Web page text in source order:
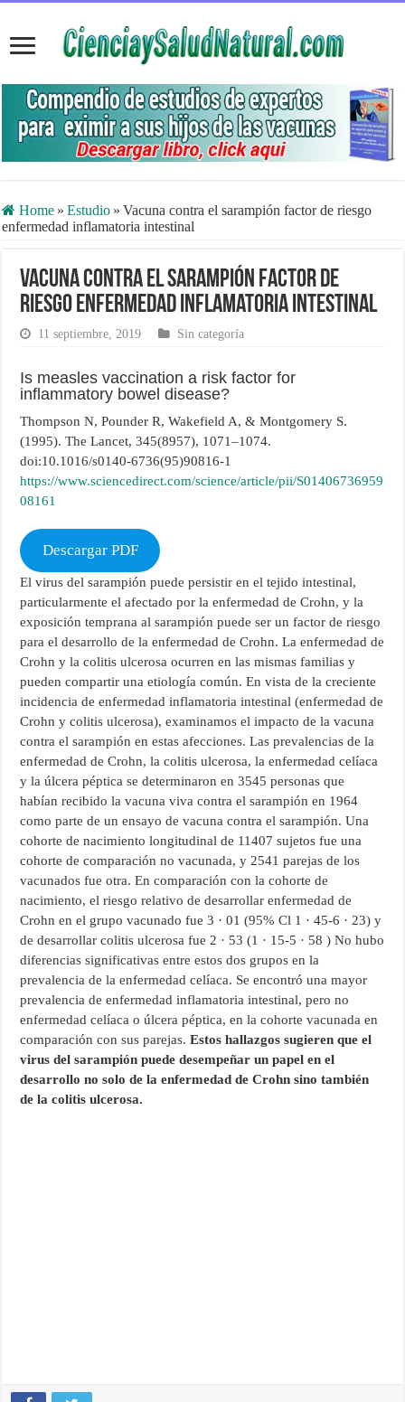
Home » Estudio » Vacuna contra el sarampión factor de riesgo
enfermedad inflamatoria intestinal
Vacuna contra el sarampión factor de
riesgo enfermedad inflamatoria intestinal
11 septiembre, 2019 Sin categoría
Is measles vaccination a risk factor for
inflammatory bowel disease?
Thompson N, Pounder R, Wakefield A, & Montgomery S.
(1995). The Lancet, 345(8957), 1071–1074.
doi:10.1016/s0140-6736(95)90816-1
https://www.sciencedirect.com/science/article/pii/S01406736959
08161
Descargar PDF
El virus del sarampión puede persistir en el tejido intestinal,
particularmente el afectado por la enfermedad de Crohn, y la
exposición temprana al sarampión puede ser un factor de riesgo
para el desarrollo de la enfermedad de Crohn. La enfermedad de
Crohn y la colitis ulcerosa ocurren en las mismas familias y
pueden compartir una etiología común. En vista de la creciente
incidencia de enfermedad inflamatoria intestinal (enfermedad de
Crohn y colitis ulcerosa), examinamos el impacto de la vacuna
contra el sarampión en estas afecciones. Las prevalencias de la
enfermedad de Crohn, la colitis ulcerosa, la enfermedad celíaca
y la úlcera péptica se determinaron en 3545 personas que
habían recibido la vacuna viva contra el sarampión en 1964
como parte de un ensayo de vacuna contra el sarampión. Una
cohorte de nacimiento longitudinal de 11407 sujetos fue una
cohorte de comparación no vacunada, y 2541 parejas de los
vacunados fue otra. En comparación con la cohorte de
nacimiento, el riesgo relativo de desarrollar enfermedad de
Crohn en el grupo vacunado fue 3 · 01 (95% Cl 1 · 45-6 · 23) y
de desarrollar colitis ulcerosa fue 2 · 53 (1 · 15-5 · 58 ) No hubo
diferencias significativas entre estos dos grupos en la
prevalencia de la enfermedad celíaca. Se encontró una mayor
prevalencia de enfermedad inflamatoria intestinal, pero no
enfermedad celíaca o úlcera péptica, en la cohorte vacunada en
comparación con sus parejas.Estos hallazgos sugieren que el
virus del sarampión puede desempeñar un papel en el
desarrollo no solo de la enfermedad de Crohn sino también
de la colitis ulcerosa.